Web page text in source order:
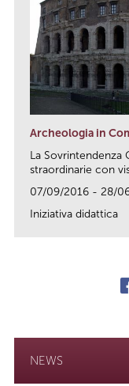
Archeologia in
La Sovrintendenza
straordinarie con
07/09/2016 - 28/
Iniziativa didattica
NEWS